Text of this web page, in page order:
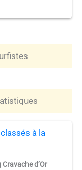
à la
Cravache d’Or